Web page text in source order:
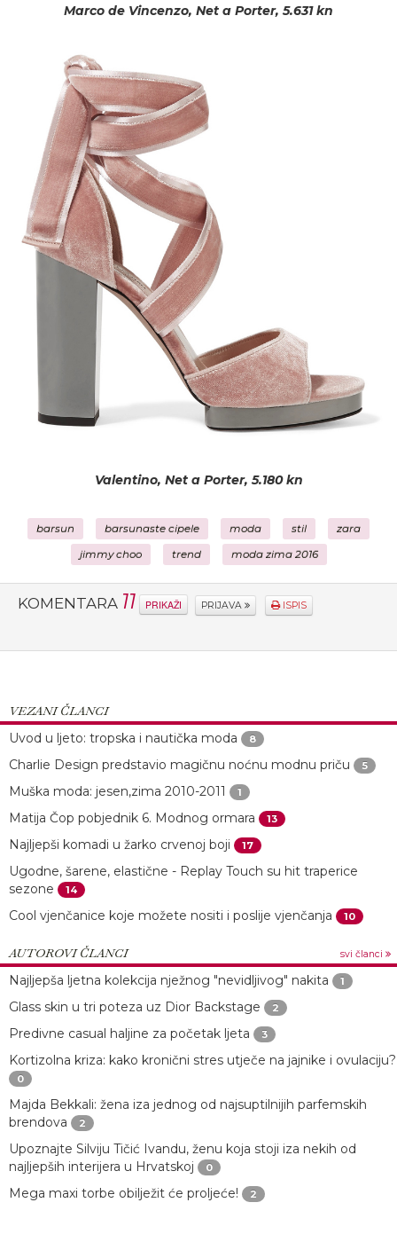
Marco de Vincenzo, Net a Porter, 5.631 kn
Valentino, Net a Porter, 5.180 kn
barsun barsunaste cipele moda stil zara
jimmy choo trend moda zima 2016
KOMENTARA 11 PRIKAŽI PRIJAVA ISPIS
VEZANI ČLANCI
Uvod u ljeto: tropska i nautička moda
8
Charlie Design predstavio magičnu noćnu modnu priču 5
Muška moda: jesen,zima 2010-2011 1
Matija Čop pobjednik 6. Modnog ormara 13
Najljepši komadi u žarko crvenoj boji 17
Ugodne, šarene, elastične - Replay Touch su hit traperice
sezone
14
Cool vjenčanice koje možete nositi i poslije vjenčanja 10
AUTOROVI ČLANCI svi članci
Najljepša ljetna kolekcija nježnog "nevidljivog" nakita 1
Glass skin u tri poteza uz Dior Backstage 2
Predivne casual haljine za početak ljeta 3
Kortizolna kriza: kako kronični stres utječe na jajnike i ovulaciju?
0
Majda Bekkali: žena iza jednog od najsuptilnijih parfemskih
brendova
2
Upoznajte Silviju Tičić Ivandu, ženu koja stoji iza nekih od
najljepših interijera u Hrvatskoj
0
Mega maxi torbe obilježit će proljeće! 2